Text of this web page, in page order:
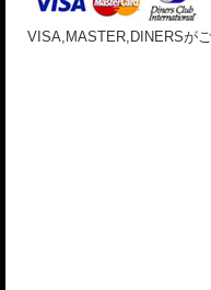
VISA,MASTER,DINERSが